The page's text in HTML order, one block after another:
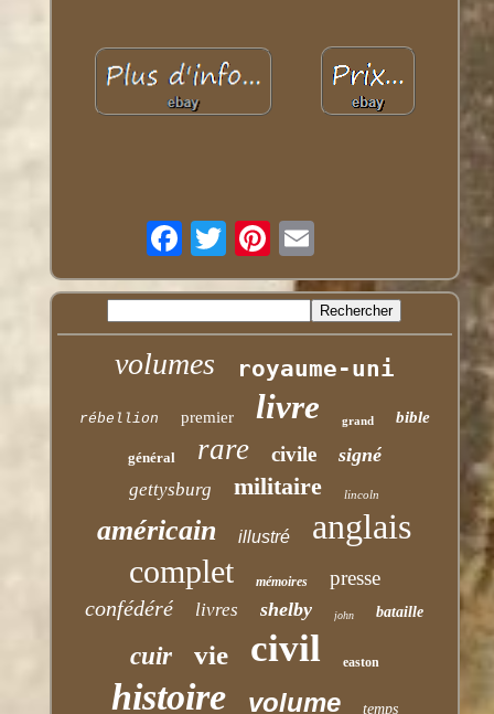
volumes royaume-uni
rébellion premier livre grand bible
général rare civile signé
gettysburg militaire lincoln
américain illustré anglais
complet mémoires presse
confédéré livres shelby john bataille
cuir vie civil easton
histoire volume temps